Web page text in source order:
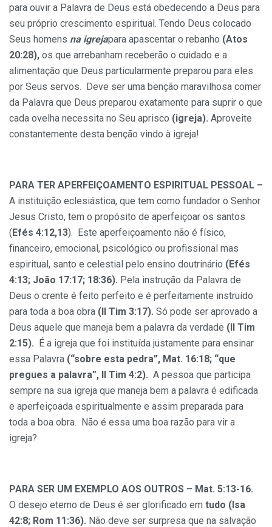
para ouvir a Palavra de Deus está obedecendo a Deus para
seu próprio crescimento espiritual. Tendo Deus colocado
Seus homens na igrejapara apascentar o rebanho (Atos
20:28), os que arrebanham receberão o cuidado e a
alimentação que Deus particularmente preparou para eles
por Seus servos. Deve ser uma benção maravilhosa comer
da Palavra que Deus preparou exatamente para suprir o que
cada ovelha necessita no Seu aprisco (igreja). Aproveite
constantemente desta benção vindo à igreja!
PARA TER APERFEIÇOAMENTO ESPIRITUAL PESSOAL –
A instituição eclesiástica, que tem como fundador o Senhor
Jesus Cristo, tem o propósito de aperfeiçoar os santos
(Efés 4:12,13). Este aperfeiçoamento não é físico,
financeiro, emocional, psicológico ou profissional mas
espiritual, santo e celestial pelo ensino doutrinário (Efés
4:13; João 17:17; 18:36). Pela instrução da Palavra de
Deus o crente é feito perfeito e é perfeitamente instruído
para toda a boa obra (II Tim 3:17). Só pode ser aprovado a
Deus aquele que maneja bem a palavra da verdade (II Tim
2:15). É a igreja que foi instituída justamente para ensinar
essa Palavra (“sobre esta pedra”, Mat. 16:18; “que
pregues a palavra”, II Tim 4:2). A pessoa que participa
sempre na sua igreja que maneja bem a palavra é edificada
e aperfeiçoada espiritualmente e assim preparada para
toda a boa obra. Não é essa uma boa razão para vir a
igreja?
PARA SER UM EXEMPLO AOS OUTROS – Mat. 5:13-16.
O desejo eterno de Deus é ser glorificado em tudo (Isa
42:8; Rom 11:36). Não deve ser surpresa que na salvação